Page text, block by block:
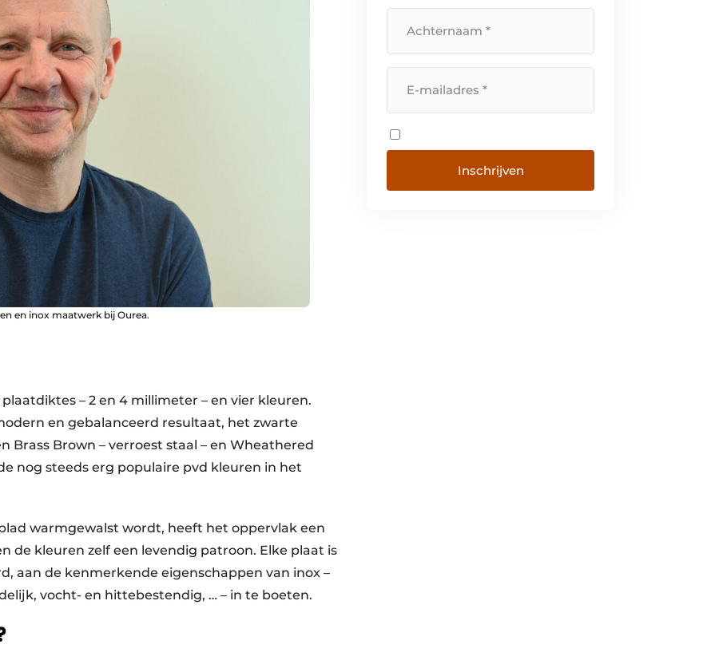
en inox maatwerk bij Ourea.
– 2 en 4 millimeter – en vier kleuren.
en gebalanceerd resultaat, het zwarte
Brass Brown – verroest staal – en Wheathered
nog steeds erg populaire pvd kleuren in het
warmgewalst wordt, heeft het oppervlak een
kleuren zelf een levendig patroon. Elke plaat is
aan de kenmerkende eigenschappen van inox –
vocht- en hittebestendig, … – in te boeten.